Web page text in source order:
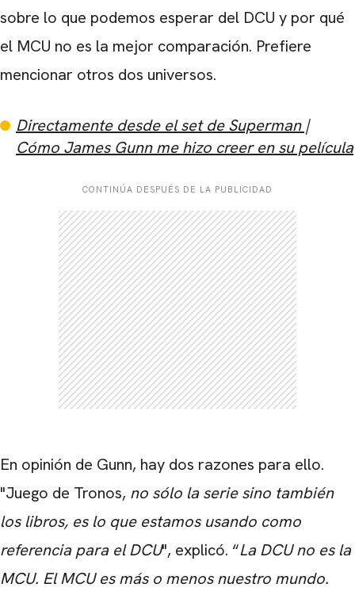
sobre lo que podemos esperar del DCU y por qué
el MCU no es la mejor comparación. Prefiere
mencionar otros dos universos.
Directamente desde el set de Superman |
Cómo James Gunn me hizo creer en su película
CONTINÚA DESPUÉS DE LA PUBLICIDAD
En opinión de Gunn, hay dos razones para ello.
"Juego de Tronos, no sólo la serie sino también
los libros, es lo que estamos usando como
referencia para el DCU", explicó. “La DCU no es la
MCU. El MCU es más o menos nuestro mundo.